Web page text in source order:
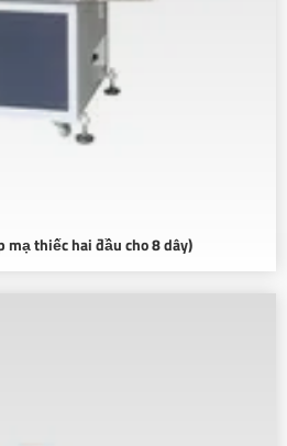
mạ thiếc hai đầu cho 8 dây)